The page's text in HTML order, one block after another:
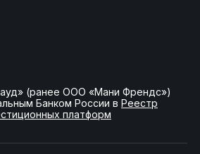
(ранее ООО «Мани Френдс»)
Банком России в Реестр
платформ